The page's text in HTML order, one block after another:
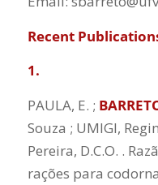
Recent
1.
PAULA, E. ;
Souza ; UMIGI,
Pereira, D.C.O. .
rações para